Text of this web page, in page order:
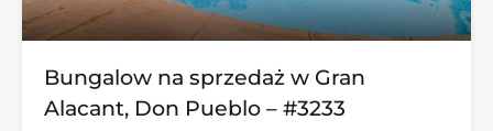
Bungalow na sprzedaż w Gran
Alacant, Don Pueblo – #3233